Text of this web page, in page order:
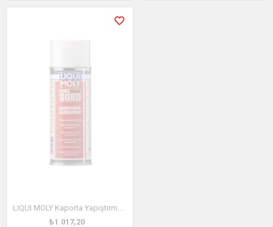
LIQUI MOLY Kaporta Yapıştırma Spreyi 400 ml (6192)
₺1.017,20